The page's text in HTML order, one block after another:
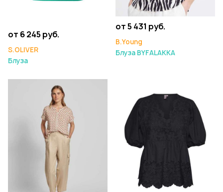
от 6 245 руб.
S.OLIVER
Блуза
от 5 431 руб.
B.Young
Блуза BYFALAKKA